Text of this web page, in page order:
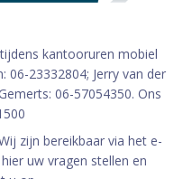
kantooruren mobiel
06-23332804; Jerry van der
06-57054350. Ons
zijn bereikbaar via het e-
uw vragen stellen en